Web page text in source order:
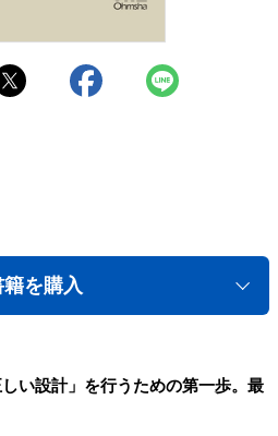
籍を購入
い設計」を行うための第一歩。最